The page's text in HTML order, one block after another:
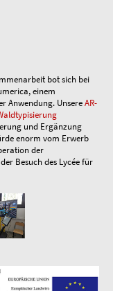
bot sich bei
einem
Anwendung. UnsereAR-
und Ergänzung
enorm vom Erwerb
der
Besuch des Lycée für